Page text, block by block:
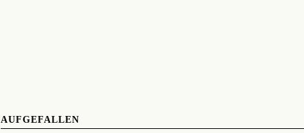
AUFGEFALLEN